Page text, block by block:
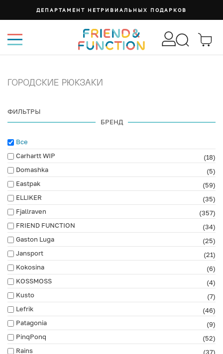
ДЕПАРТАМЕНТ НЕТРИВИАЛЬНЫХ ПОДАРКОВ
ГОРОДСКИЕ РЮКЗАКИ
ФИЛЬТРЫ
БРЕНД
Все
Carhartt WIP
(18)
Domashka
(5)
Eastpak
(59)
ELLIKER
(35)
Fjallraven
(357)
FRIEND FUNCTION
(34)
Gaston Luga
(25)
Jansport
(21)
Kokosina
(6)
KOSSMOSS
(4)
Kusto
(7)
Lefrik
(46)
Patagonia
(9)
PinqPonq
(52)
Rains
(37)